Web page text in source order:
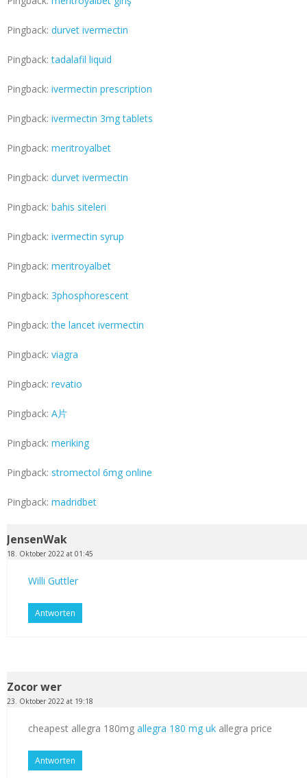
Pingback: durvet ivermectin
Pingback:tadalafil liquid
Pingback: ivermectin prescription
Pingback: ivermectin 3mg tablets
Pingback: meritroyalbet
Pingback: durvet ivermectin
Pingback: bahis siteleri
Pingback: ivermectin syrup
Pingback: meritroyalbet
Pingback: 3phosphorescent
Pingback:the lancet ivermectin
Pingback: viagra
Pingback: revatio
Pingback: A片
Pingback: meriking
Pingback: stromectol 6mg online
Pingback: madridbet
JensenWak
18. Oktober 2022 at 01:45
Willi Guttler
Antworten
Zocor wer
23. Oktober 2022 at 19:18
cheapest allegra 180mg allegra 180 mg uk allegra price
Antworten